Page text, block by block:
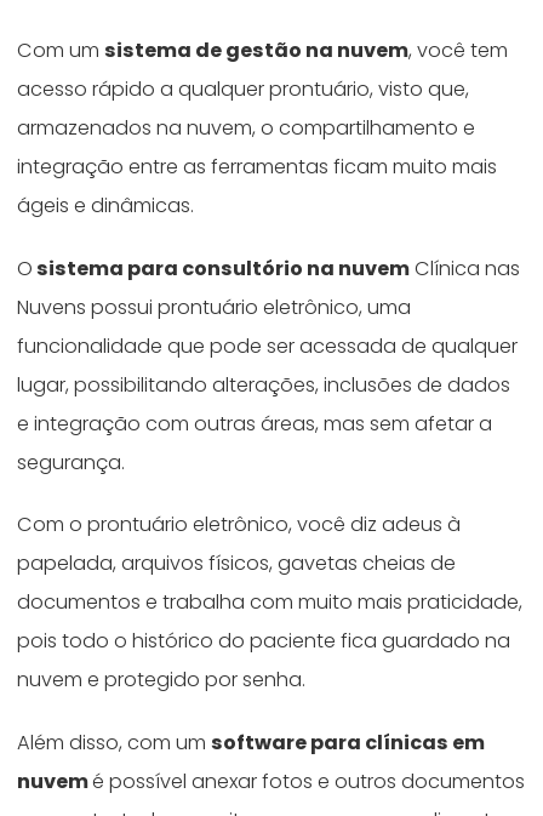
Com umsistema de gestão na nuvem, você tem
acesso rápido a qualquer prontuário, visto que,
armazenados na nuvem, o compartilhamento e
integração entre as ferramentas ficam muito mais
ágeis e dinâmicas.
Osistema para consultório na nuvemClínica nas
Nuvens possui prontuário eletrônico, uma
funcionalidade que pode ser acessada de qualquer
lugar, possibilitando alterações, inclusões de dados
e integração com outras áreas, mas sem afetar a
segurança.
Com o prontuário eletrônico, você diz adeus à
papelada, arquivos físicos, gavetas cheias de
documentos e trabalha com muito mais praticidade,
pois todo o histórico do paciente fica guardado na
nuvem e protegido por senha.
Além disso, com umsoftware para clínicas em
nuvemé possível anexar fotos e outros documentos